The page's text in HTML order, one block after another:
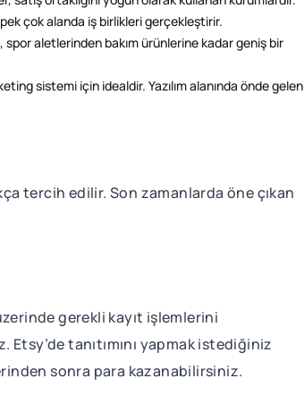
çok alanda iş birlikleri gerçekleştirir.
spor aletlerinden bakım ürünlerine kadar geniş bir
sistemi için idealdir. Yazılım alanında önde gelen
tercih edilir. Son zamanlarda öne çıkan
gerekli kayıt işlemlerini
tanıtımını yapmak istediğiniz
sonra para kazanabilirsiniz.